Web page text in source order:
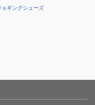
ョギングシューズ